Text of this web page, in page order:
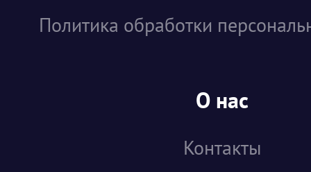
Политика обработки
О нас
Контакты